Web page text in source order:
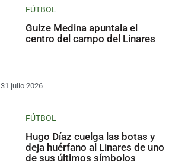
FÚTBOL
Guize Medina apuntala el
centro del campo del Linares
31 julio 2026
FÚTBOL
Hugo Díaz cuelga las botas y
deja huérfano al Linares de uno
de sus últimos símbolos